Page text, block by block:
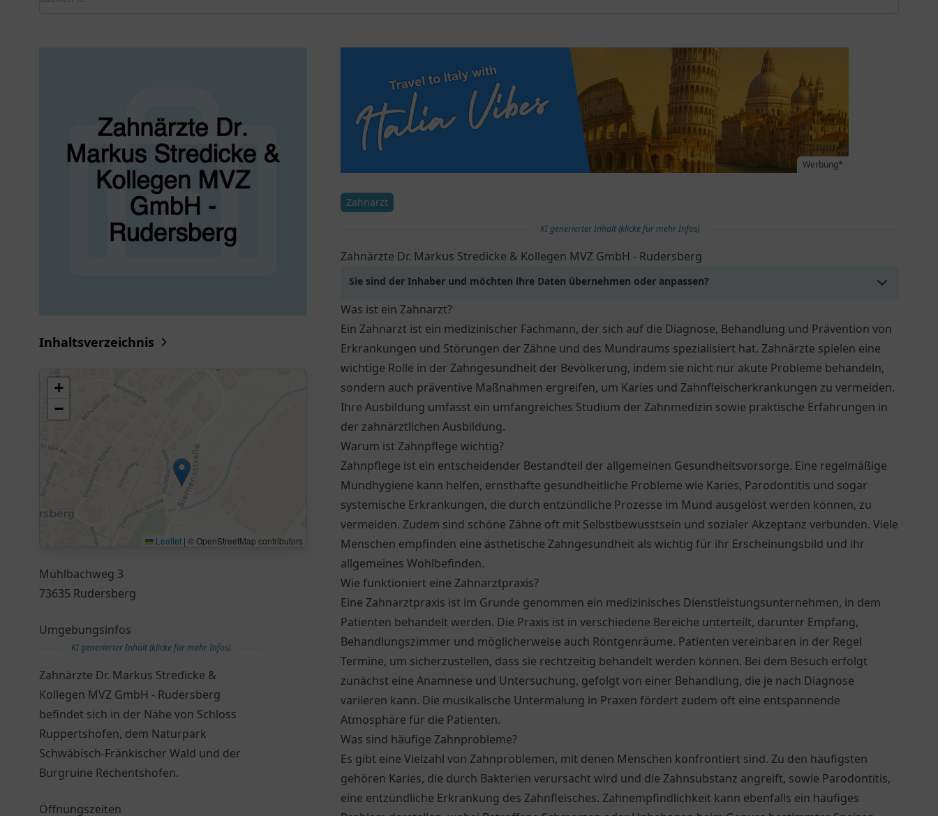
Inhaltsverzeichnis
+
−
Leaflet | © OpenStreetMap contributors
Mühlbachweg 3
73635 Rudersberg
Umgebungsinfos
KI generierter Inhalt (klicke für mehr Infos)
Zahnärzte Dr. Markus Stredicke &
Kollegen MVZ GmbH - Rudersberg
befindet sich in der Nähe von Schloss
Ruppertshofen, dem Naturpark
Schwäbisch-Fränkischer Wald und der
Burgruine Rechentshofen.
Öffnungszeiten
Werbung*
Zahnarzt
KI generierter Inhalt (klicke für mehr Infos)
Zahnärzte Dr. Markus Stredicke & Kollegen MVZ GmbH - Rudersberg
Sie sind der Inhaber und möchten ihre Daten übernehmen oder anpassen?
Was ist ein Zahnarzt?
Ein Zahnarzt ist ein medizinischer Fachmann, der sich auf die Diagnose, Behandlung und Prävention von
Erkrankungen und Störungen der Zähne und des Mundraums spezialisiert hat. Zahnärzte spielen eine
wichtige Rolle in der Zahngesundheit der Bevölkerung, indem sie nicht nur akute Probleme behandeln,
sondern auch präventive Maßnahmen ergreifen, um Karies und Zahnfleischerkrankungen zu vermeiden.
Ihre Ausbildung umfasst ein umfangreiches Studium der Zahnmedizin sowie praktische Erfahrungen in
der zahnärztlichen Ausbildung.
Warum ist Zahnpflege wichtig?
Zahnpflege ist ein entscheidender Bestandteil der allgemeinen Gesundheitsvorsorge. Eine regelmäßige
Mundhygiene kann helfen, ernsthafte gesundheitliche Probleme wie Karies, Parodontitis und sogar
systemische Erkrankungen, die durch entzündliche Prozesse im Mund ausgelöst werden können, zu
vermeiden. Zudem sind schöne Zähne oft mit Selbstbewusstsein und sozialer Akzeptanz verbunden. Viele
Menschen empfinden eine ästhetische Zahngesundheit als wichtig für ihr Erscheinungsbild und ihr
allgemeines Wohlbefinden.
Wie funktioniert eine Zahnarztpraxis?
Eine Zahnarztpraxis ist im Grunde genommen ein medizinisches Dienstleistungsunternehmen, in dem
Patienten behandelt werden. Die Praxis ist in verschiedene Bereiche unterteilt, darunter Empfang,
Behandlungszimmer und möglicherweise auch Röntgenräume. Patienten vereinbaren in der Regel
Termine, um sicherzustellen, dass sie rechtzeitig behandelt werden können. Bei dem Besuch erfolgt
zunächst eine Anamnese und Untersuchung, gefolgt von einer Behandlung, die je nach Diagnose
variieren kann. Die musikalische Untermalung in Praxen fördert zudem oft eine entspannende
Atmosphäre für die Patienten.
Was sind häufige Zahnprobleme?
Es gibt eine Vielzahl von Zahnproblemen, mit denen Menschen konfrontiert sind. Zu den häufigsten
gehören Karies, die durch Bakterien verursacht wird und die Zahnsubstanz angreift, sowie Parodontitis,
eine entzündliche Erkrankung des Zahnfleisches. Zahnempfindlichkeit kann ebenfalls ein häufiges